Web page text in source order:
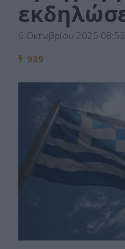
6 Οκτωβρίου 2025 08:55
939